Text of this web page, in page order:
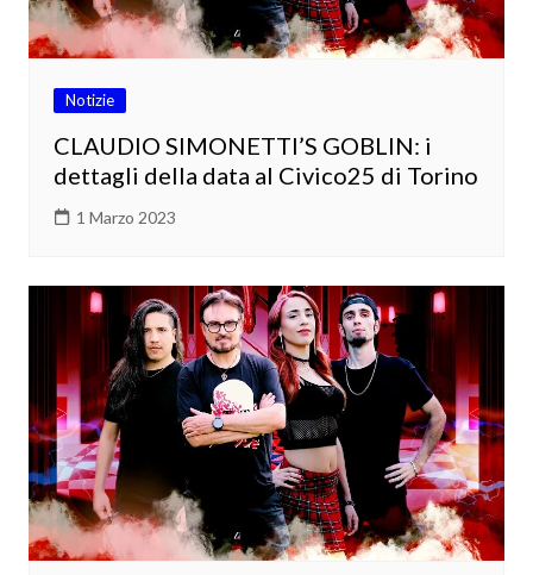
Notizie
CLAUDIO SIMONETTI’S GOBLIN: i
dettagli della data al Civico25 di Torino
1 Marzo 2023